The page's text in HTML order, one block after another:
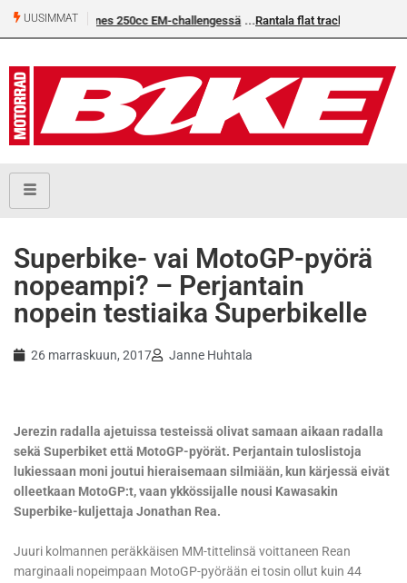
UUSIMMAT
challengessä Rantala flat trackin Euroopan Cupin mestari
Superbike- vai MotoGP-pyörä
nopeampi? – Perjantain
nopein testiaika Superbikelle
26 marraskuun, 2017 Janne Huhtala
Jerezin radalla ajetuissa testeissä olivat samaan aikaan radalla
sekä Superbiket että MotoGP-pyörät. Perjantain tuloslistoja
lukiessaan moni joutui hieraisemaan silmiään, kun kärjessä eivät
olleetkaan MotoGP:t, vaan ykkössijalle nousi Kawasakin
Superbike-kuljettaja Jonathan Rea.
Juuri kolmannen peräkkäisen MM-tittelinsä voittaneen Rean
marginaali nopeimpaan MotoGP-pyörään ei tosin ollut kuin 44